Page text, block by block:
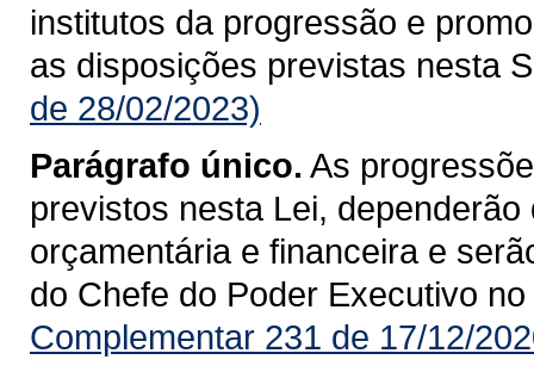
institutos da progressão e
as disposições previstas nesta
de 28/02/2023)
Parágrafo único. As
previstos nesta Lei,
orçamentária e financeira e
do Chefe do Poder Executivo
Complementar 231 de 17/12/